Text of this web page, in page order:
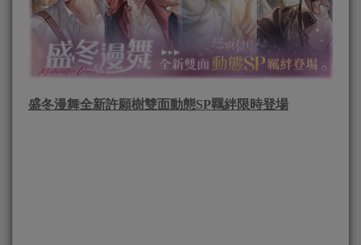
盛冬漫舞全新許願樹雙面動態SP羈絆限時登場